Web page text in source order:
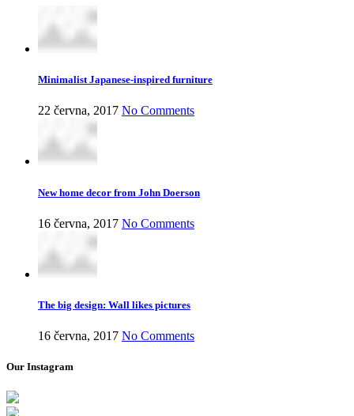
Minimalist Japanese-inspired furniture
22 června, 2017 No Comments
New home decor from John Doerson
16 června, 2017 No Comments
The big design: Wall likes pictures
16 června, 2017 No Comments
Our Instagram